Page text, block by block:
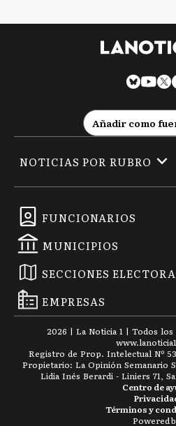
Añadir como
FUNCIONARIOS
MUNICIPIOS
SECCIONES
EMPRESAS
NOTICIAS POR RUBRO
2026 | La Noticia 1 | Todos los
www.
Registro de Prop. Intelectual Nº
Propietario: La Opinión Semanario
Lidia Inés Berardi - Liniers 71,
Términos y
Centro de
Powered